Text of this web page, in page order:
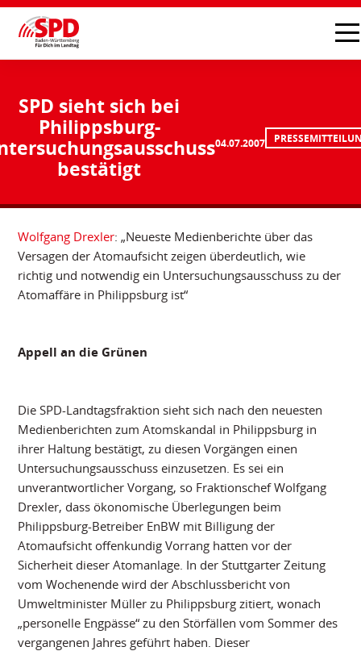
SPD sieht sich bei
Philippsburg-
bestätigt
04.07.2007
Wolfgang Drexler: „Neueste Medienberichte über das
Versagen der Atomaufsicht zeigen überdeutlich, wie
richtig und notwendig ein Untersuchungsausschuss zu der
Atomaffäre in Philippsburg ist“
Appell an die Grünen
Die SPD-Landtagsfraktion sieht sich nach den neuesten
Medienberichten zum Atomskandal in Philippsburg in
ihrer Haltung bestätigt, zu diesen Vorgängen einen
Untersuchungsausschuss einzusetzen. Es sei ein
unverantwortlicher Vorgang, so Fraktionschef Wolfgang
Drexler, dass ökonomische Überlegungen beim
Philippsburg-Betreiber EnBW mit Billigung der
Atomaufsicht offenkundig Vorrang hatten vor der
Sicherheit dieser Atomanlage. In der Stuttgarter Zeitung
vom Wochenende wird der Abschlussbericht von
Umweltminister Müller zu Philippsburg zitiert, wonach
„personelle Engpässe“ zu den Störfällen vom Sommer des
vergangenen Jahres geführt haben. Dieser